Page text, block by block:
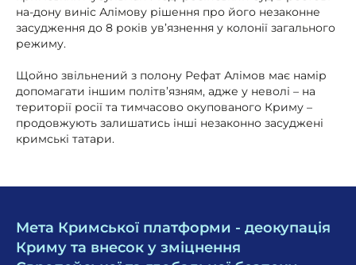
на-дону виніс Алімову рішення про його незаконне
засудження до 8 років ув’язнення у колонії загального
режиму.
Щойно звільнений з полону Рефат Алімов має намір
допомагати іншим політв’язням, адже у неволі – на
території росії та тимчасово окупованого Криму –
продовжують залишатись інші незаконно засуджені
кримські татари.
Мета Кримської платформи - деокупація
Криму та внесок у зміцнення